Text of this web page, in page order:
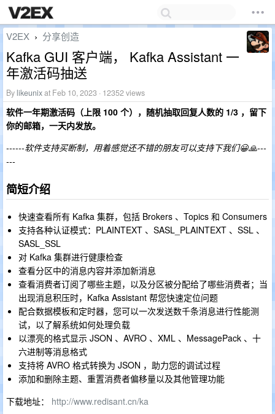
V2EX › 分享创造
Kafka GUI 客户端， Kafka Assistant 一
年激活码抽送
By likeunixat Feb 10, 2023 · 12352 views
软件一年期激活码（上限 100 个），随机抽取回复人数的 1/3 ，留下
你的邮箱，一天内发放。
------软件支持买断制，用着感觉还不错的朋友可以支持下我们😀🙏---
---
简短介绍
快速查看所有 Kafka 集群，包括 Brokers 、Topics 和 Consumers
支持各种认证模式：PLAINTEXT 、SASL_PLAINTEXT 、SSL 、
SASL_SSL
对 Kafka 集群进行健康检查
查看分区中的消息内容并添加新消息
查看消费者订阅了哪些主题，以及分区被分配给了哪些消费者；当
出现消息积压时，Kafka Assistant 帮您快速定位问题
配合数据模板和定时器，您可以一次发送数千条消息进行性能测
试，以了解系统如何处理负载
以漂亮的格式显示 JSON 、AVRO 、XML 、MessagePack 、十
六进制等消息格式
支持将 AVRO 格式转换为 JSON ，助力您的调试过程
添加和删除主题、重置消费者偏移量以及其他管理功能
下载地址： http://www.redisant.cn/ka